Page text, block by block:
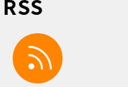
facebook